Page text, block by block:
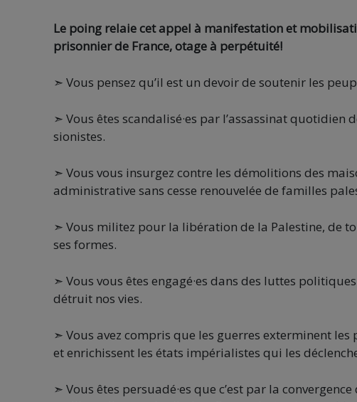
Le poing relaie cet appel à manifestation et
prisonnier de France, otage à perpétuité!
➣ Vous pensez qu’il est un devoir de soutenir les
➣ Vous êtes scandalisé·es par l’assassinat quotidien
sionistes.
➣ Vous vous insurgez contre les démolitions des
administrative sans cesse renouvelée de familles
➣ Vous militez pour la libération de la Palestine, de
ses formes.
➣ Vous vous êtes engagé·es dans des luttes
détruit nos vies.
➣ Vous avez compris que les guerres exterminent
et enrichissent les états impérialistes qui les
➣ Vous êtes persuadé·es que c’est par la